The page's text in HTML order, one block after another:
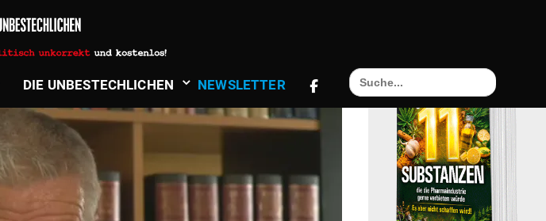
DIE UNBE­STECH­LICHEN NEWS­LETTER
Search
for: